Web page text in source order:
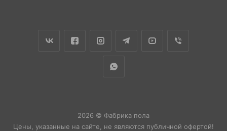
2026 © Фабрика пола
Цены, указанные на сайте, не являются публичной офертой!